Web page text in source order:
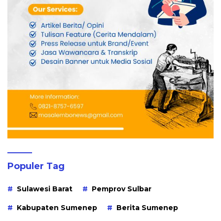
Populer Tag
Sulawesi Barat Pemprov Sulbar
Kabupaten Sumenep Berita Sumenep